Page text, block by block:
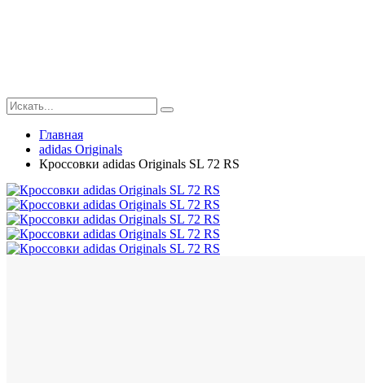
Главная
adidas Originals
Кроссовки adidas Originals SL 72 RS